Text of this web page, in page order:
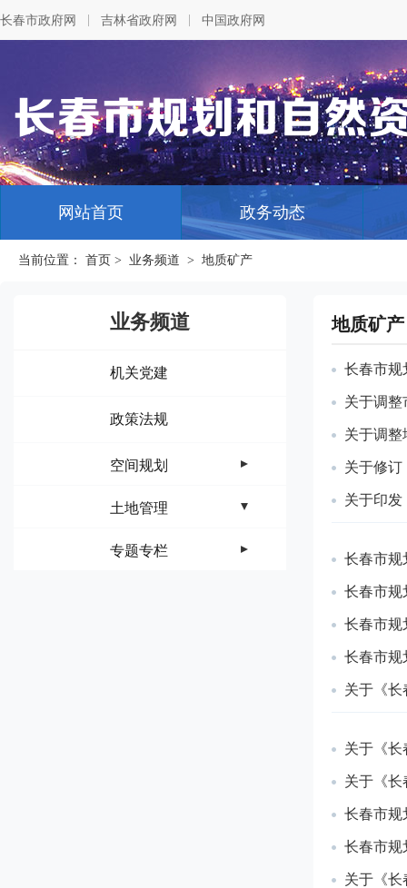
长春市政府网 吉林省政府网 中国政府网
网站首页 政务动态
当前位置： 首页 > 业务频道 > 地质矿产
业务频道
机关党建
政策法规
空间规划
土地管理
专题专栏
地质矿产
长春市规
关于调整
关于调整
关于修订
关于印发
长春市规
长春市规
长春市规
长春市规
关于《长
关于《长
关于《长
长春市规
长春市规
关于《长